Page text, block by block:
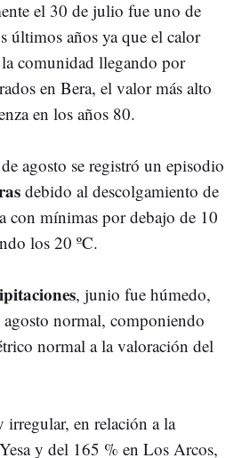
el 30 de julio fue uno de
últimos años ya que el calor
comunidad llegando por
en Bera, el valor más alto
en los años 80.
agosto se registró un episodio
debido al descolgamiento de
con mínimas por debajo de 10
los 20 ºC.
, junio fue húmedo,
normal, componiendo
normal a la valoración del
irregular, en relación a la
y del 165 % en Los Arcos,